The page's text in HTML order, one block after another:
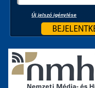
Új jelszó igénylése